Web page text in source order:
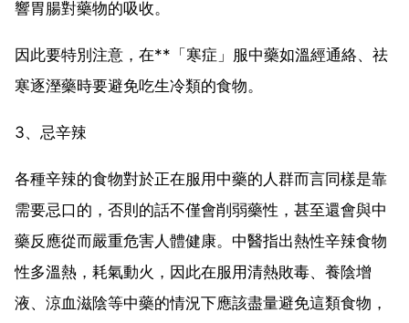
響胃腸對藥物的吸收。
因此要特別注意，在**「寒症」服中藥如溫經通絡、祛
寒逐溼藥時要避免吃生冷類的食物。
3、忌辛辣
各種辛辣的食物對於正在服用中藥的人群而言同樣是靠
需要忌口的，否則的話不僅會削弱藥性，甚至還會與中
藥反應從而嚴重危害人體健康。中醫指出熱性辛辣食物
性多溫熱，耗氣動火，因此在服用清熱敗毒、養陰增
液、涼血滋陰等中藥的情況下應該盡量避免這類食物，